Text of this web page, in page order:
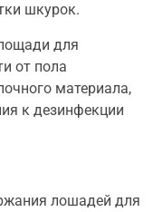
шкурок.
для
от пола
материала,
к дезинфекции
лошадей для